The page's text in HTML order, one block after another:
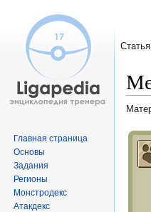
Статья
Главная страница
Основы
Задания
Регионы
Монстродекс
Атакдекс